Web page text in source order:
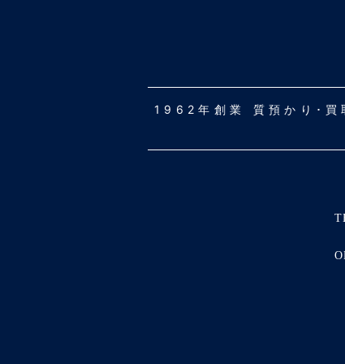
1962年創業 質預かり･買